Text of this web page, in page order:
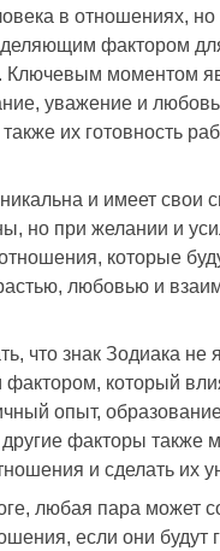
в отношениях, но
фактором
Ключевым моментом
уважение и
их готовность
и имеет свои
но при желании и
которые
любовью и
что знак Зодиака не
который
опыт,
факторы также
и сделать их
любая пара может
если они будут